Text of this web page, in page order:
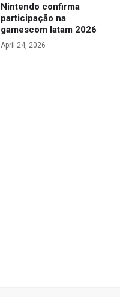
Nintendo confirma
participação na
gamescom latam 2026
April 24, 2026